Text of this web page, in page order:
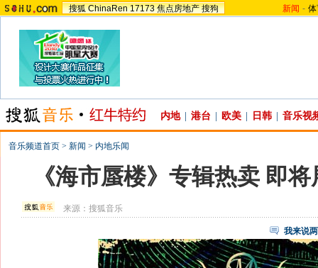
搜狐 ChinaRen 17173 焦点房地产 搜狗 新闻 -
内地 港台 欧美 日韩 音乐视
音乐频道首页 > 新闻 > 内地乐闻
《海市蜃楼》专辑热卖 即
来源：搜狐音乐
我来说